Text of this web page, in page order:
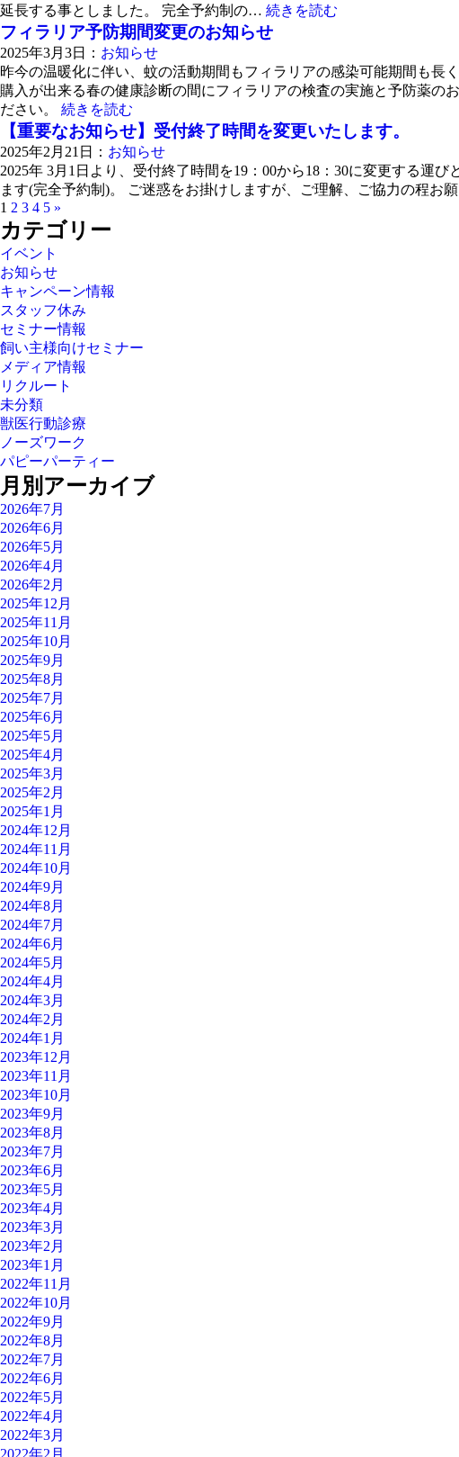
延長する事としました。 完全予約制の… 続きを読む
フィラリア予防期間変更のお知らせ
2025年3月3日： お知らせ
昨今の温暖化に伴い、蚊の活動期間もフィラリアの感染可能期間も長
購入が出来る春の健康診断の間にフィラリアの検査の実施と予防薬の
ださい。 続きを読む
【重要なお知らせ】受付終了時間を変更いたします。
2025年2月21日： お知らせ
2025年 3月1日より、受付終了時間を19：00から18：30に変更する運
ます(完全予約制)。 ご迷惑をお掛けしますが、ご理解、ご協力の程
1 2 3 4 5 »
カテゴリー
イベント
お知らせ
キャンペーン情報
スタッフ休み
セミナー情報
飼い主様向けセミナー
メディア情報
リクルート
未分類
獣医行動診療
ノーズワーク
パピーパーティー
月別アーカイブ
2026年7月
2026年6月
2026年5月
2026年4月
2026年2月
2025年12月
2025年11月
2025年10月
2025年9月
2025年8月
2025年7月
2025年6月
2025年5月
2025年4月
2025年3月
2025年2月
2025年1月
2024年12月
2024年11月
2024年10月
2024年9月
2024年8月
2024年7月
2024年6月
2024年5月
2024年4月
2024年3月
2024年2月
2024年1月
2023年12月
2023年11月
2023年10月
2023年9月
2023年8月
2023年7月
2023年6月
2023年5月
2023年4月
2023年3月
2023年2月
2023年1月
2022年11月
2022年10月
2022年9月
2022年8月
2022年7月
2022年6月
2022年5月
2022年4月
2022年3月
2022年2月